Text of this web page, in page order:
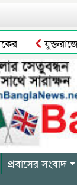
নৌকাডুবিতে
প্রবাসের সংবাদ